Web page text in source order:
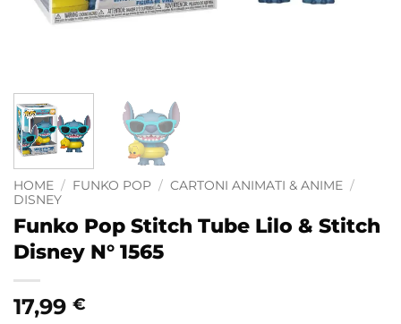
HOME / FUNKO POP / CARTONI ANIMATI & ANIME /
DISNEY
Funko Pop Stitch Tube Lilo & Stitch
Disney N° 1565
17,99 €